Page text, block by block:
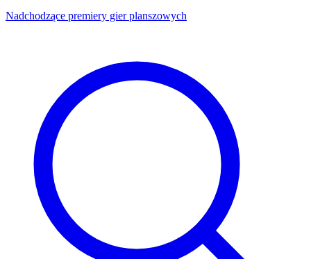
Nadchodzące premiery gier planszowych